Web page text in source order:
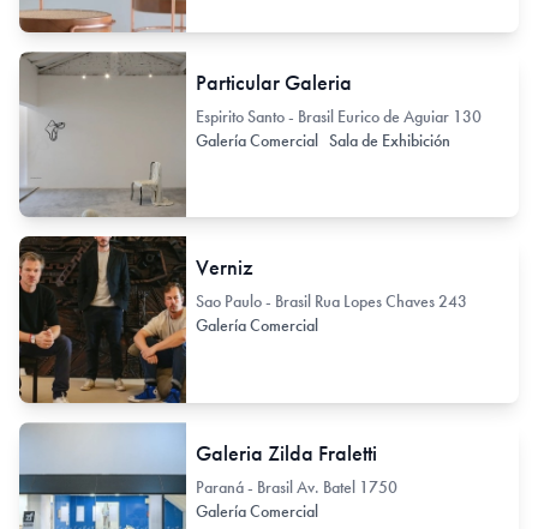
Particular Galeria
Espirito Santo - Brasil Eurico de Aguiar 130
Galería Comercial Sala de Exhibición
Verniz
Sao Paulo - Brasil Rua Lopes Chaves 243
Galería Comercial
Galeria Zilda Fraletti
Paraná - Brasil Av. Batel 1750
Galería Comercial